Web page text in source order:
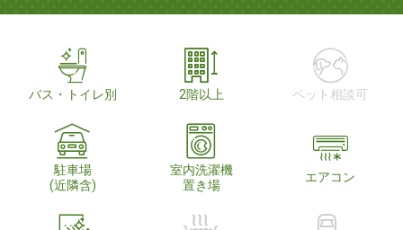
バス・トイレ別 2階以上 ペット相談可
駐車場
(近隣含)
室内洗濯機
置き場
エアコン